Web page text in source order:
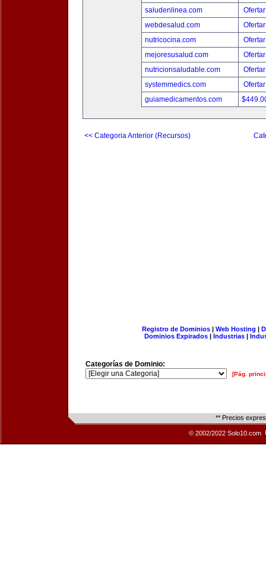
saludenlinea.com
webdesalud.com
nutricocina.com
mejoresusalud.com
nutricionsaludable.com
systemmedics.com
guiamedicamentos.com
<< Categoria Anterior (Recursos)
Registro de Dominios| Web Hosting |
Dominios Expirados | Industrias |
Categorías de Dominio:
[Pág.
** Precios
© 2002/2022 Solo10.com